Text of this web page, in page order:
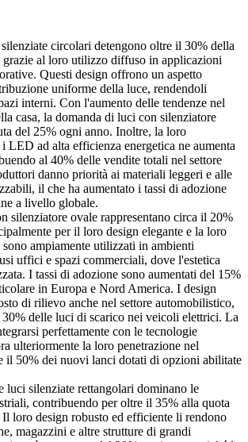
circolari detengono oltre il 30% della
grazie al loro utilizzo diffuso in applicazioni
Questi design offrono un aspetto
uniforme della luce, rendendoli
interni. Con l'aumento delle tendenze nel
casa, la domanda di luci con silenziatore
del 25% ogni anno. Inoltre, la loro
LED ad alta efficienza energetica ne aumenta
al 40% delle vendite totali nel settore
danno priorità ai materiali leggeri e alle
il che ha aumentato i tassi di adozione
a livello globale.
silenziatore ovale rappresentano circa il 20%
per il loro design elegante e la loro
ampiamente utilizzati in ambienti
uffici e spazi commerciali, dove l'estetica
I tassi di adozione sono aumentati del 15%
in Europa e Nord America. I design
di rilievo anche nel settore automobilistico,
30% delle luci di scarico nei veicoli elettrici. La
perfettamente con le tecnologie
ulteriormente la loro penetrazione nel
il 50% dei nuovi lanci dotati di opzioni abilitate
luci silenziate rettangolari dominano le
contribuendo per oltre il 35% alla quota
loro design robusto ed efficiente li rendono
magazzini e altre strutture di grandi